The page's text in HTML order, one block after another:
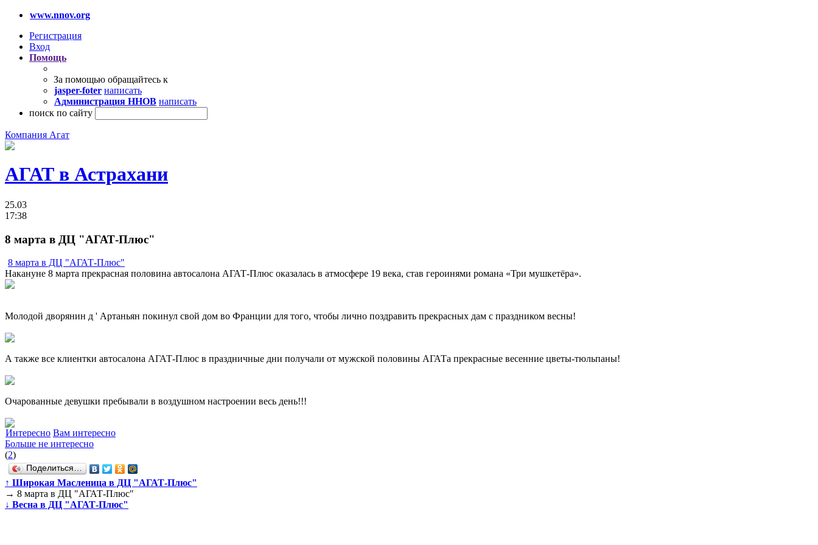
www.nnov.org
Регистрация
Вход
Помощь
За помощью обращайтесь к
jasper-foter написать
Администрация ННОВ написать
поиск по сайту
Компания Агат
АГАТ в Астрахани
25.03
17:38
8 марта в ДЦ "АГАТ-Плюс"
8 марта в ДЦ "АГАТ-Плюс"
Накануне 8 марта прекрасная половина автосалона АГАТ-Плюс оказалась в атмосфере 19 века, став героинями романа «Три мушкетёра».
Молодой дворянин д ' Артаньян покинул свой дом во Франции для того, чтобы лично поздравить прекрасных дам с праздником весны!
А также все клиентки автосалона АГАТ-Плюс в праздничные дни получали от мужской половины АГАТа прекрасные весенние цветы-тюльпаны!
Очарованные девушки пребывали в воздушном настроении весь день!!!
Интересно Вам интересно
Больше не интересно
(2)
Поделиться…
↑ Широкая Масленица в ДЦ "АГАТ-Плюс"
→ 8 марта в ДЦ "АГАТ-Плюс"
↓ Весна в ДЦ "АГАТ-Плюс"